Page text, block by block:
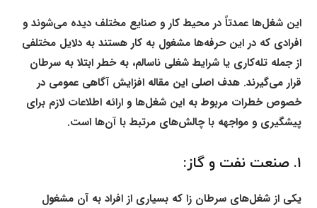
این شغل‌ها عمدتاً در محیط کار و صنایع مختلف دیده می‌شوند و
افرادی که در این حرفه‌ها مشغول به کار هستند به دلایل مختلفی
از جمله تله‌کاری یا شرایط شغلی ناسالم، به خطر ابتلا به سرطان
قرار می‌گیرند. هدف اصلی این مقاله افزایش آگاهی عمومی در
خصوص خطرات مربوط به این شغل‌ها و ارائه اطلاعات لازم برای
پیشگیری و مواجهه با چالش‌های مرتبط با آن‌ها است.
۱. صنعت نفت و گاز:
یکی از شغل‌های سرطان زا که بسیاری از افراد به آن مشغول